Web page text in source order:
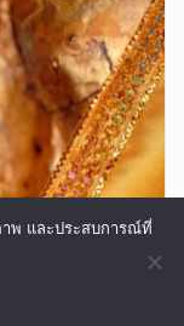
วย “พระบรม
ม่ทำการบ้าน
าพ และประสบการณ์ที่